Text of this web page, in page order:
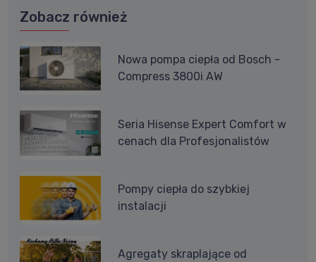
Zobacz również
Nowa pompa ciepła od Bosch -
Compress 3800i AW
Seria Hisense Expert Comfort w
cenach dla Profesjonalistów
Pompy ciepła do szybkiej
instalacji
Agregaty skraplające od